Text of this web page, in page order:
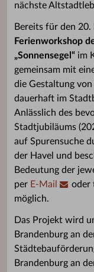
nächste
Bereits für den
Ferienworkshop
„Sonnensegel“ im
gemeinsam mit
die Gestaltung
dauerhaft im
Anlässlich des
Stadtjubiläums
auf Spurensuche
der Havel und
Bedeutung der
per E-Mail oder
möglich.
Das Projekt wird
Brandenburg an
Brandenburg an